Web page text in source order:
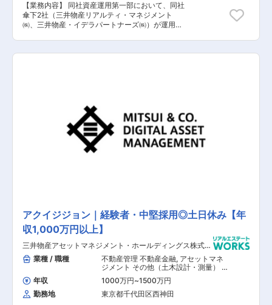
【業務内容】 同社資産運用第一部において、同社
傘下2社（三井物産リアルティ・マネジメント
㈱、三井物産・イデラパートナーズ㈱）が運用す
容】 ■修繕対応 ■テナント対応 ■リーシング業
培った実業知見・専門性を活用し、案件のオリジ
ネーション・テナントリーシング・施設運営等に
おいて総合商社ならではの総合力を活かしたアセ
ットマネジメント事業を展開しています。今回、
アセットマネージャーとして同社傘下2社（三井
産関連の資格や管理の資格、建築士の資格などを
お持ちの方は歓迎いたします。グループ会社を含
め、様々な物件に携わることができ豊富な経験を
ーとして専門性を高めたい方にとっては魅力的な
環境です。
アクイジジョン｜経験者・中堅採用◎土日休み【年
収1,000万円以上】
三井物産アセットマネジメント・ホールディングス株式会
社
業種 / 職種 不動産管理 不動産金融, アセットマネ
ジメント その他（土木設計・測量） そ
の他（建築設計・積算）
年収 1000万円~1500万円
勤務地
東京都千代田区西神田